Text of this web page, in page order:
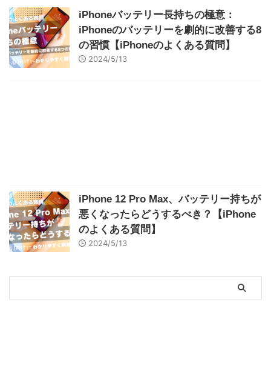
iPhoneバッテリー長持ちの極意：
iPhoneのバッテリーを劇的に改善する8
の習慣【iPhoneのよくある質問】
2024/5/13
iPhone 12 Pro Max、バッテリー持ちが
悪くなったらどうするべき？【iPhone
のよくある質問】
2024/5/13